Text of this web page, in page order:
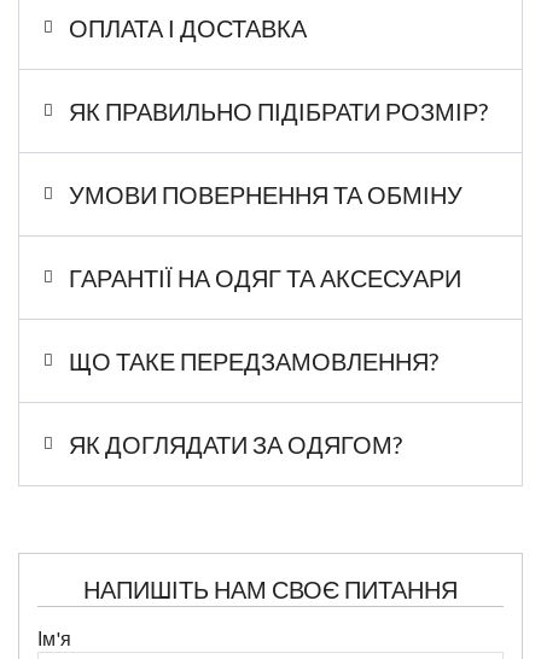
ОПЛАТА І ДОСТАВКА
ЯК ПРАВИЛЬНО ПІДІБРАТИ РОЗМІР?
УМОВИ ПОВЕРНЕННЯ ТА ОБМІНУ
ГАРАНТІЇ НА ОДЯГ ТА АКСЕСУАРИ
ЩО ТАКЕ ПЕРЕДЗАМОВЛЕННЯ?
ЯК ДОГЛЯДАТИ ЗА ОДЯГОМ?
НАПИШІТЬ НАМ СВОЄ ПИТАННЯ
Ім'я